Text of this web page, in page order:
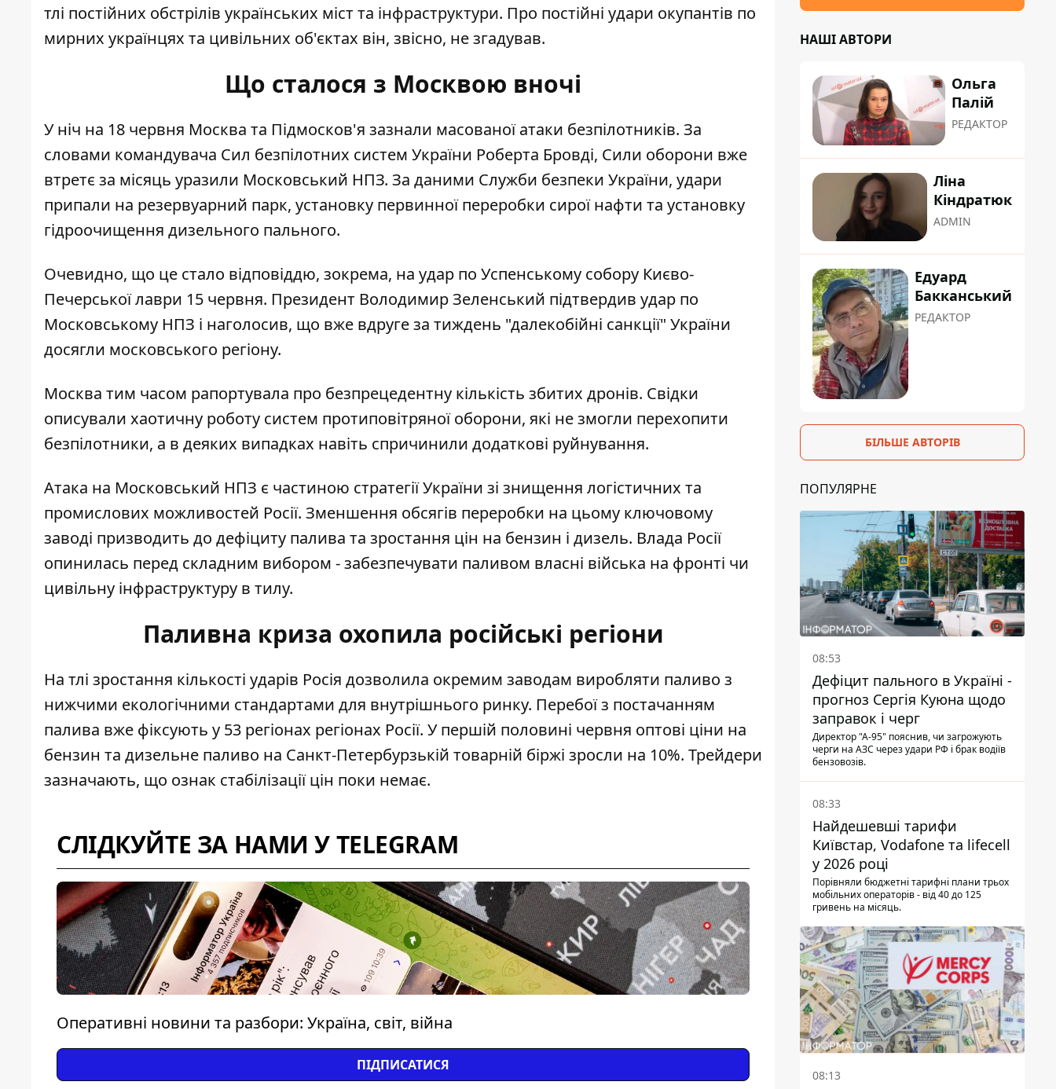
тлі постійних обстрілів українських міст та інфраструктури. Про постійні удари окупантів по
мирних українцях та цивільних об'єктах він, звісно, не згадував.
Що сталося з Москвою вночі
У ніч на 18 червня Москва та Підмосков'я зазнали масованої атаки безпілотників. За
словами командувача Сил безпілотних систем України Роберта Бровді, Сили оборони вже
втретє за місяць уразили Московський НПЗ. За даними Служби безпеки України, удари
припали на резервуарний парк, установку первинної переробки сирої нафти та установку
гідроочищення дизельного пального.
Очевидно, що це стало відповіддю, зокрема, на удар по Успенському собору Києво-
Печерської лаври 15 червня. Президент Володимир Зеленський підтвердив удар по
Московському НПЗ і наголосив, що вже вдруге за тиждень "далекобійні санкції" України
досягли московського регіону.
Москва тим часом рапортувала про безпрецедентну кількість збитих дронів. Свідки
описували хаотичну роботу систем протиповітряної оборони, які не змогли перехопити
безпілотники, а в деяких випадках навіть спричинили додаткові руйнування.
Атака на Московський НПЗ є частиною стратегії України зі знищення логістичних та
промислових можливостей Росії. Зменшення обсягів переробки на цьому ключовому
заводі призводить до дефіциту палива та зростання цін на бензин і дизель. Влада Росії
опинилась перед складним вибором - забезпечувати паливом власні війська на фронті чи
цивільну інфраструктуру в тилу.
Паливна криза охопила російські регіони
На тлі зростання кількості ударів Росія дозволила окремим заводам виробляти паливо з
нижчими екологічними стандартами для внутрішнього ринку. Перебої з постачанням
палива вже фіксують у 53 регіонах регіонах Росії. У першій половині червня оптові ціни на
бензин та дизельне паливо на Санкт-Петербурзькій товарній біржі зросли на 10%. Трейдери
зазначають, що ознак стабілізації цін поки немає.
СЛІДКУЙТЕ ЗА НАМИ У TELEGRAM
Оперативні новини та разбори: Україна, світ, війна
ПІДПИСАТИСЯ
НАШІ АВТОРИ
Ольга
Палій
РЕДАКТОР
Ліна
Кіндратюк
ADMIN
Едуард
Бакканський
РЕДАКТОР
БІЛЬШЕ АВТОРІВ
ПОПУЛЯРНЕ
08:53
Дефіцит пального в Україні -
прогноз Сергія Куюна щодо
заправок і черг
Директор "А-95" пояснив, чи загрожують
черги на АЗС через удари РФ і брак водіїв
бензовозів.
08:33
Найдешевші тарифи
Київстар, Vodafone та lifecell
у 2026 році
Порівняли бюджетні тарифні плани трьох
мобільних операторів - від 40 до 125
гривень на місяць.
08:13